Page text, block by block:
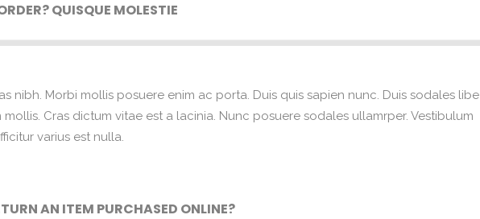
QUISQUE MOLESTIE
nibh. Morbi mollis posuere enim ac porta. Duis quis sapien nunc. Duis sodales libe
mollis. Cras dictum vitae est a lacinia. Nunc posuere sodales ullamrper. Vestibulum
varius est nulla.
AN ITEM PURCHASED ONLINE?